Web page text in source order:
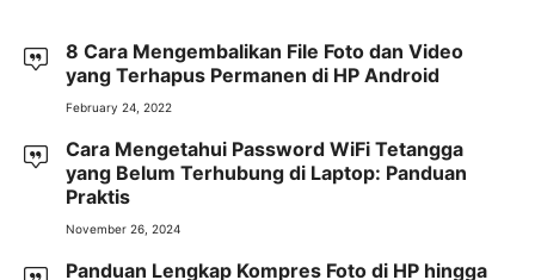
8 Cara Mengembalikan File Foto dan Video
yang Terhapus Permanen di HP Android
February 24, 2022
Cara Mengetahui Password WiFi Tetangga
yang Belum Terhubung di Laptop: Panduan
Praktis
November 26, 2024
Panduan Lengkap Kompres Foto di HP hingga